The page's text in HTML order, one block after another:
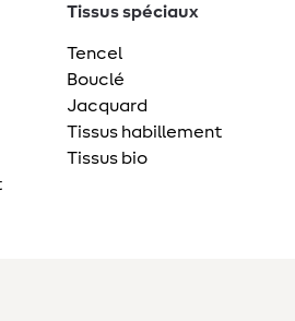
Tissus spéciaux
Tencel
Bouclé
Jacquard
Tissus habillement
Tissus bio